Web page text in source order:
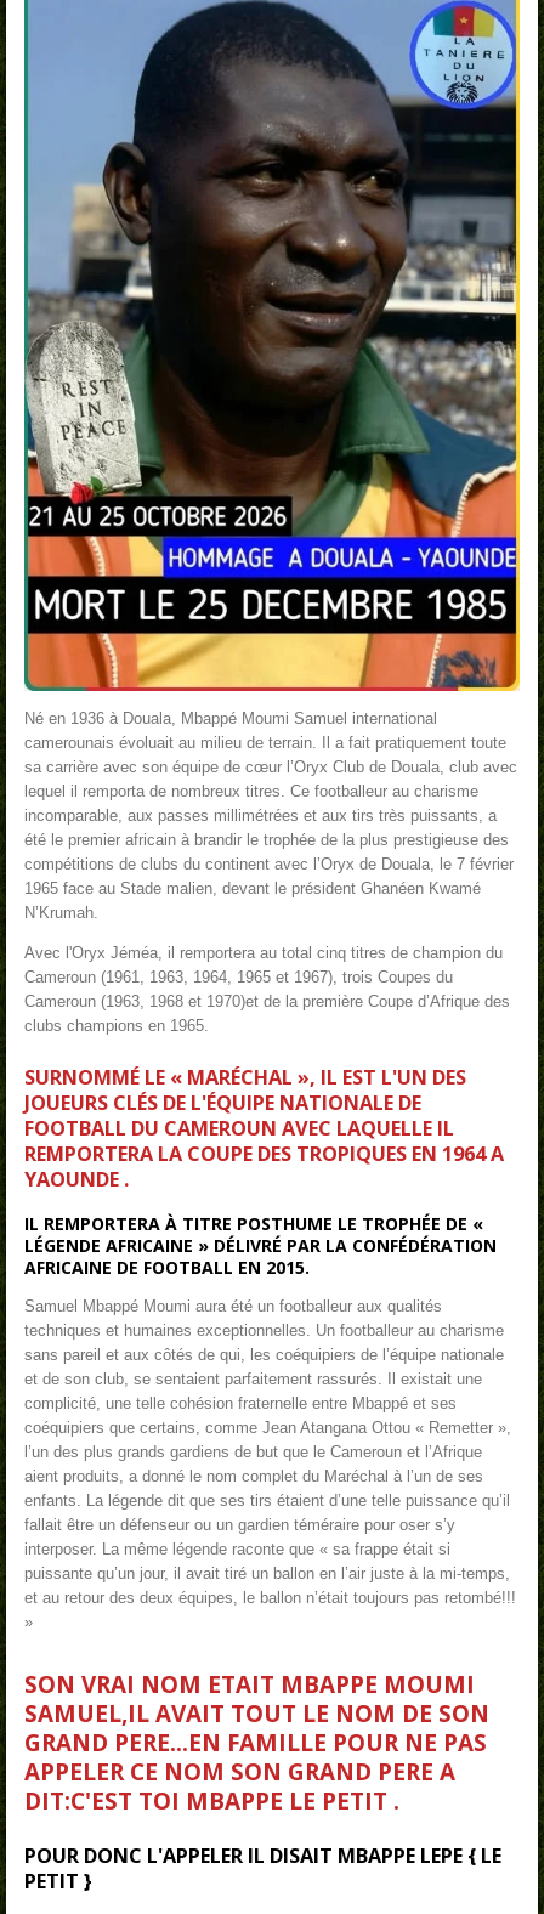
Né en 1936 à Douala, Mbappé Moumi Samuel international
camerounais évoluait au milieu de terrain. Il a fait pratiquement toute
sa carrière avec son équipe de cœur l’Oryx Club de Douala, club avec
lequel il remporta de nombreux titres. Ce footballeur au charisme
incomparable, aux passes millimétrées et aux tirs très puissants, a
été le premier africain à brandir le trophée de la plus prestigieuse des
compétitions de clubs du continent avec l’Oryx de Douala, le 7 février
1965 face au Stade malien, devant le président Ghanéen Kwamé
N’Krumah.
Avec l'Oryx Jéméa, il remportera au total cinq titres de champion du
Cameroun (1961, 1963, 1964, 1965 et 1967), trois Coupes du
Cameroun (1963, 1968 et 1970)et de la première Coupe d’Afrique des
clubs champions en 1965.
SURNOMMÉ LE « MARÉCHAL », IL EST L'UN DES
JOUEURS CLÉS DE L'ÉQUIPE NATIONALE DE
FOOTBALL DU CAMEROUN AVEC LAQUELLE IL
REMPORTERA LA COUPE DES TROPIQUES EN 1964 A
YAOUNDE .
IL REMPORTERA À TITRE POSTHUME LE TROPHÉE DE «
LÉGENDE AFRICAINE » DÉLIVRÉ PAR LA CONFÉDÉRATION
AFRICAINE DE FOOTBALL EN 2015.
Samuel Mbappé Moumi aura été un footballeur aux qualités
techniques et humaines exceptionnelles. Un footballeur au charisme
sans pareil et aux côtés de qui, les coéquipiers de l’équipe nationale
et de son club, se sentaient parfaitement rassurés. Il existait une
complicité, une telle cohésion fraternelle entre Mbappé et ses
coéquipiers que certains, comme Jean Atangana Ottou « Remetter »,
l’un des plus grands gardiens de but que le Cameroun et l’Afrique
aient produits, a donné le nom complet du Maréchal à l’un de ses
enfants. La légende dit que ses tirs étaient d’une telle puissance qu’il
fallait être un défenseur ou un gardien téméraire pour oser s’y
interposer. La même légende raconte que « sa frappe était si
puissante qu’un jour, il avait tiré un ballon en l’air juste à la mi-temps,
et au retour des deux équipes, le ballon n’était toujours pas retombé!!!
»
SON VRAI NOM ETAIT MBAPPE MOUMI
SAMUEL,IL AVAIT TOUT LE NOM DE SON
GRAND PERE...EN FAMILLE POUR NE PAS
APPELER CE NOM SON GRAND PERE A
DIT:C'EST TOI MBAPPE LE PETIT .
POUR DONC L'APPELER IL DISAIT MBAPPE LEPE { LE
PETIT }